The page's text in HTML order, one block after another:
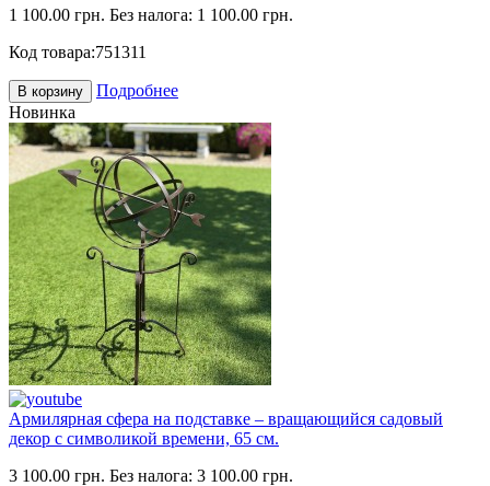
1 100.00 грн. Без налога: 1 100.00 грн.
Код товара:751311
В корзину
Подробнее
Новинка
Армилярная сфера на подставке – вращающийся садовый
декор с символикой времени, 65 см.
3 100.00 грн. Без налога: 3 100.00 грн.